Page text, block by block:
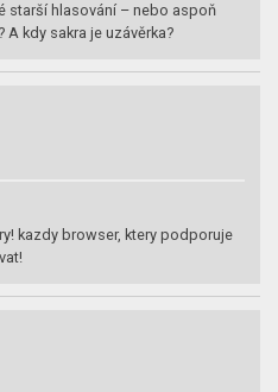
starší hlasování – nebo aspoň
kdy sakra je uzávěrka?
kazdy browser, ktery podporuje